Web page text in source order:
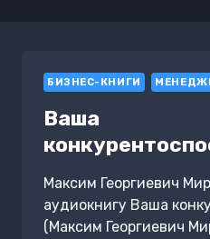
БИЗНЕС-КНИГИ
Ваша
Максим Георгиевич
аудиокнигу Ваша
(Максим Георгиевич